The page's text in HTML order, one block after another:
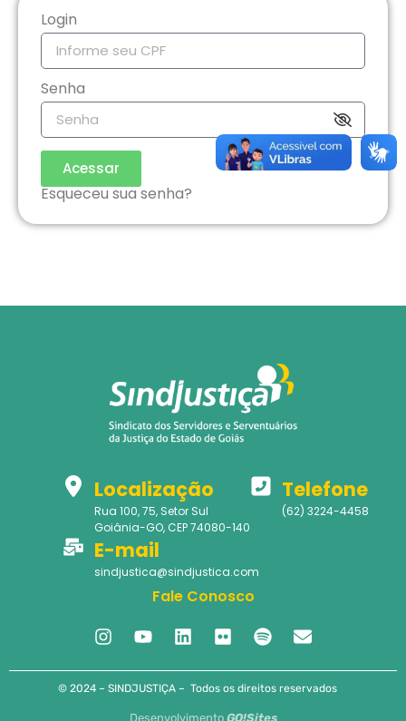
Login
Senha
Acessar
Esqueceu sua senha?
Localização
Rua 100, 75, Setor Sul
Goiânia-GO, CEP 74080-140
Telefone
(62) 3224-4458
E-mail
sindjustica@sindjustica.com
Fale Conosco
© 2024 – SINDJUSTIÇA – Todos os direitos reservados
Desenvolvimento GO!Sites